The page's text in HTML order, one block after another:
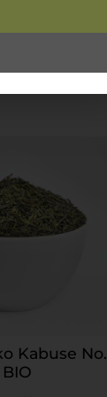
Kabuse No.
BIO